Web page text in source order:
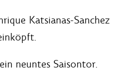
Katsianas-Sanchez
neuntes Saisontor.